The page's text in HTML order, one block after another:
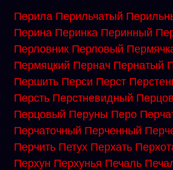
Перила Перильчатый
Перина Перинка Перинный
Перловник Перловый
Пермяцкий Пернач Пернатый
Першить Перси Перст
Персть Перстневидный
Перцовый Перуны Перо
Перчаточный Перченный
Перчить Петух Перхать
Перхун Перхунья Печаль